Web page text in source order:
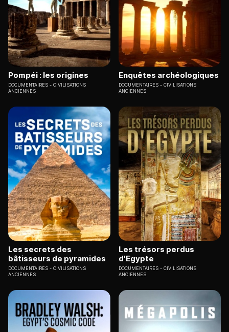
Pompéi : les origines
DOCUMENTAIRES
CIVILISATIONS
ANCIENNES
Enquêtes archéologiques
DOCUMENTAIRES
CIVILISATIONS
ANCIENNES
Les secrets des
bâtisseurs de pyramides
DOCUMENTAIRES
CIVILISATIONS
ANCIENNES
Les trésors perdus
d'Egypte
DOCUMENTAIRES
CIVILISATIONS
ANCIENNES